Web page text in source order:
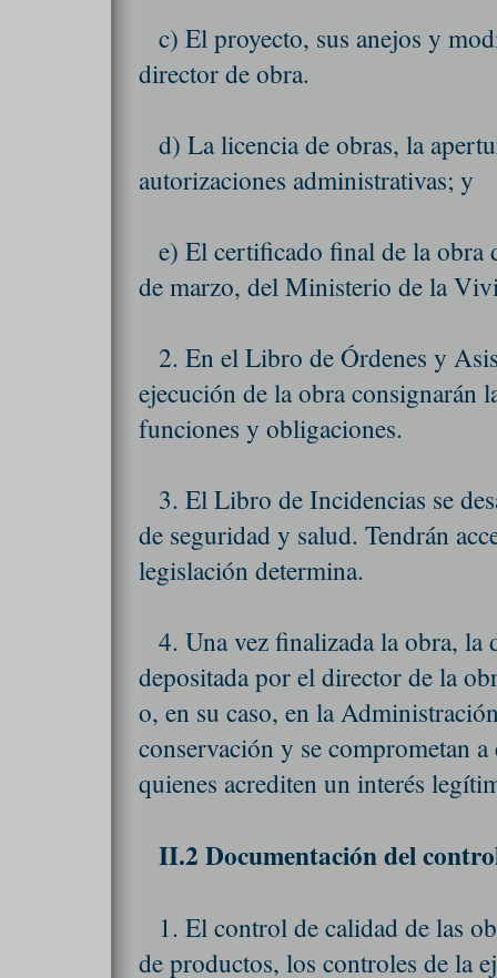
c) El proyecto, sus anejos y
director de obra.
d) La licencia de obras, la
autorizaciones administrativas; y
e) El certificado final de la obra
de marzo, del Ministerio de la
2. En el Libro de Órdenes y
ejecución de la obra consignarán
funciones y obligaciones.
3. El Libro de Incidencias se
de seguridad y salud. Tendrán
legislación determina.
4. Una vez finalizada la obra, la
depositada por el director de la
o, en su caso, en la
conservación y se comprometan
quienes acrediten un interés
II.2 Documentación del
1. El control de calidad de las
de productos, los controles de la